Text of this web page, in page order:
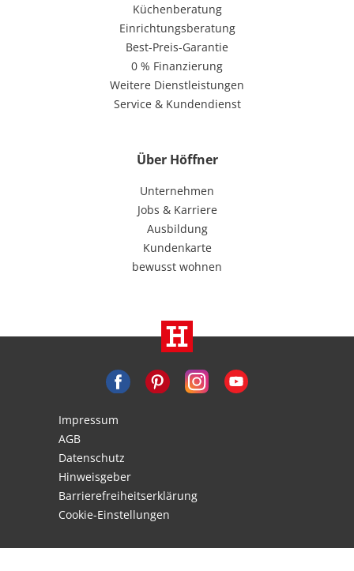
Küchenberatung
Einrichtungsberatung
Best-Preis-Garantie
0 % Finanzierung
Weitere Dienstleistungen
Service & Kundendienst
Über Höffner
Unternehmen
Jobs & Karriere
Ausbildung
Kundenkarte
bewusst wohnen
Impressum
AGB
Datenschutz
Hinweisgeber
Barrierefreiheitserklärung
Cookie-Einstellungen